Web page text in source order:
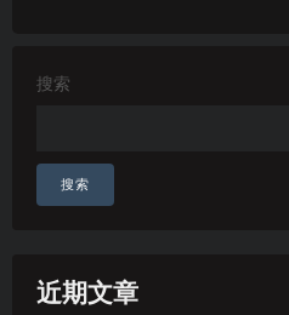
搜索
搜索
近期文章